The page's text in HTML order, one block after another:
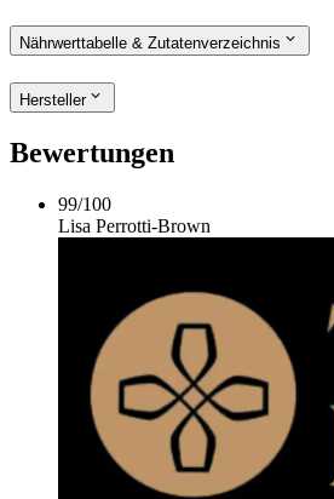
Nährwerttabelle & Zutatenverzeichnis
Hersteller
Bewertungen
99/100
Lisa Perrotti-Brown